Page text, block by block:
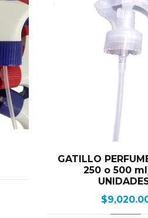
GATILLO
250 o 500
$